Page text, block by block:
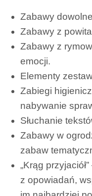
Zabawy
Zabawy z
Zabawy z
emocji.
Elementy
Zabiegi
nabywanie
Słuchanie
Zabawy w
zabaw
„Krąg
z opowiadań,